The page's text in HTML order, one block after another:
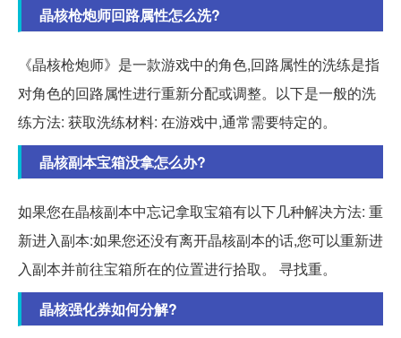
晶核枪炮师回路属性怎么洗?
《晶核枪炮师》是一款游戏中的角色,回路属性的洗练是指
对角色的回路属性进行重新分配或调整。以下是一般的洗
练方法: 获取洗练材料: 在游戏中,通常需要特定的。
晶核副本宝箱没拿怎么办?
如果您在晶核副本中忘记拿取宝箱有以下几种解决方法: 重
新进入副本:如果您还没有离开晶核副本的话,您可以重新进
入副本并前往宝箱所在的位置进行拾取。 寻找重。
晶核强化券如何分解?